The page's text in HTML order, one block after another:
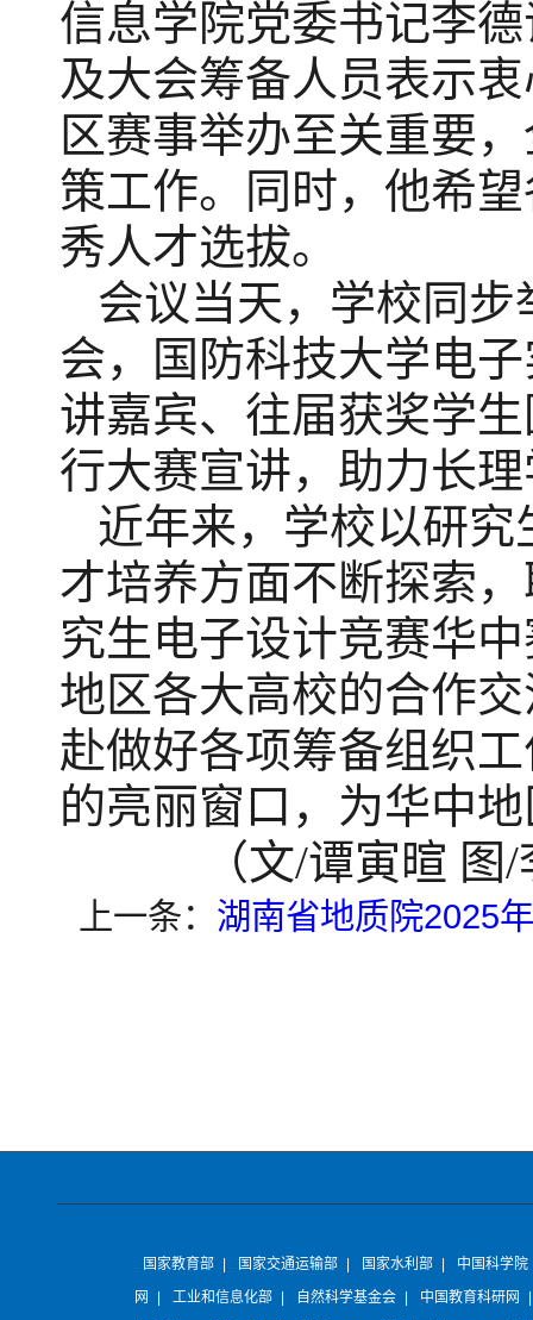
信息学院党委书记李
及大会筹备人员表示
区赛事举办至关重要
策工作。同时，他希
秀人才选拔。
会议当天， 学校同步
会，国防科技大学电
讲嘉宾、往届获奖学
行大赛宣讲，助力长
近年来，学校以研
才培养方面不断探索
究生电子设计竞赛华
地区各大高校的合作
赴做好各项筹备组织
的亮丽窗口，为华中
（文/谭寅暄 图/
上一条： 湖南省地质院2025
国家教育部 | 国家交通运输部 | 国家水利部 |
中国科学院
网
| 工业和信息化部 | 自然科学基金会 | 中国教育科研网